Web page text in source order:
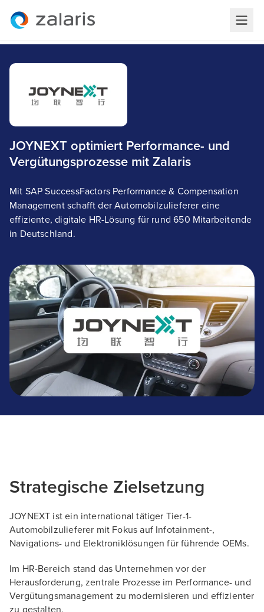
JOYNEXT optimiert Performance- und
Vergütungsprozesse mit Zalaris
Mit SAP SuccessFactors Performance & Compensation
Management schafft der Automobilzulieferer eine
effiziente, digitale HR-Lösung für rund 650 Mitarbeitende
in Deutschland.
JOYNEXT
Strategische Zielsetzung
JOYNEXT ist ein international tätiger Tier-1-
Automobilzulieferer mit Fokus auf Infotainment-,
Navigations- und Elektroniklösungen für führende OEMs.
Im HR-Bereich stand das Unternehmen vor der
Herausforderung, zentrale Prozesse im Performance- und
Vergütungsmanagement zu modernisieren und effizienter
zu gestalten.